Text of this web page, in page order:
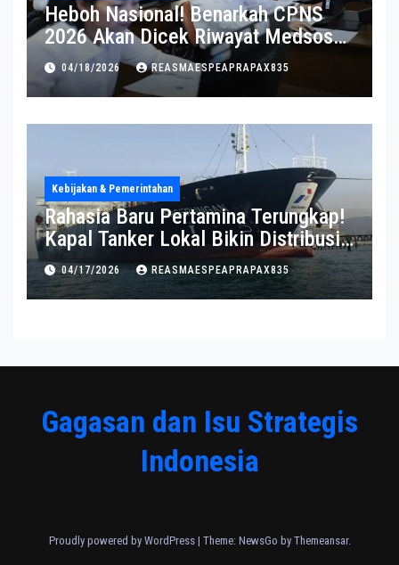
Heboh Nasional! Benarkah CPNS
2026 Akan Dicek Riwayat Medsos?
Pernyataan BKN Bikin Heboh
04/18/2026 REASMAESPEAPRAPAX835
Kebijakan & Pemerintahan
Rahasia Baru Pertamina Terungkap!
Kapal Tanker Lokal Bikin Distribusi
RI Makin Kuat
04/17/2026 REASMAESPEAPRAPAX835
Gagasan dan Isu Strategis
Indonesia
Proudly powered by WordPress | Theme: NewsGo by Themeansar.